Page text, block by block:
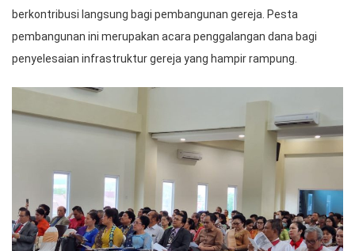
berkontribusi langsung bagi pembangunan gereja. Pesta
pembangunan ini merupakan acara penggalangan dana bagi
penyelesaian infrastruktur gereja yang hampir rampung.